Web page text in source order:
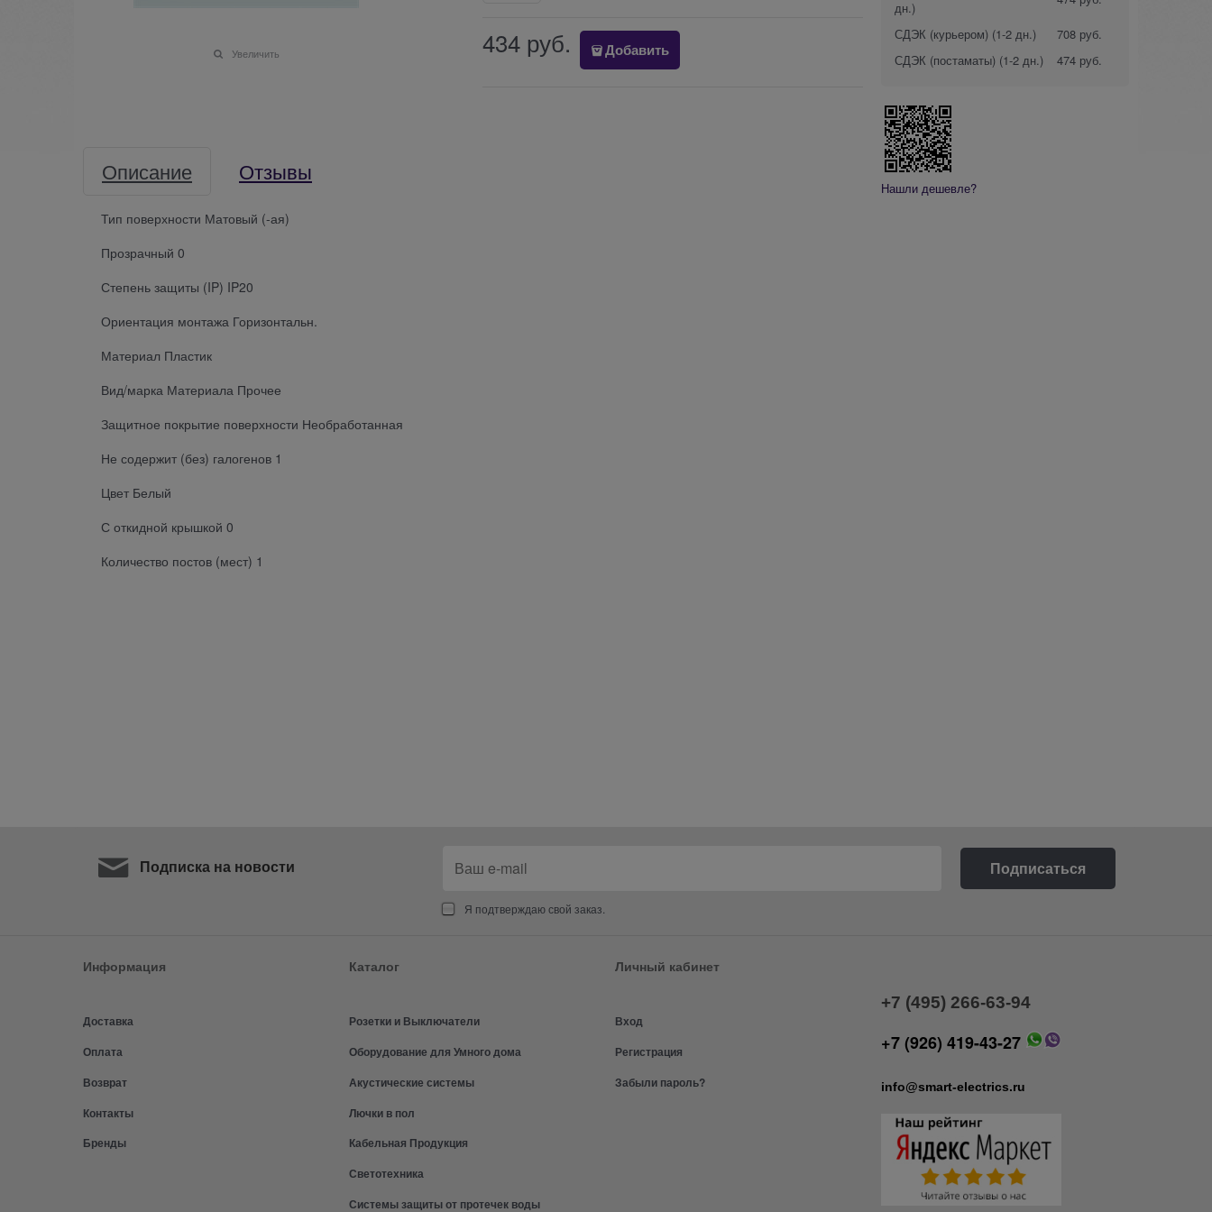
Увеличить 434 руб. Добавить
Описание Отзывы
Тип поверхности Матовый (-ая)
Прозрачный 0
Степень защиты (IP) IP20
Ориентация монтажа Горизонтальн.
Материал Пластик
Вид/марка Материала Прочее
Защитное покрытие поверхности Необработанная
Не содержит (без) галогенов 1
Цвет Белый
С откидной крышкой 0
Количество постов (мест) 1
дн.)
СДЭК (курьером) (1-2 дн.)
708 руб.
СДЭК (постаматы) (1-2 дн.) 474 руб.
Нашли дешевле?
Подписка на новости
Я подтверждаю свой заказ.
Информация
Доставка
Оплата
Возврат
Контакты
Бренды
Каталог
Розетки и Выключатели
Оборудование для Умного дома
Акустические системы
Лючки в пол
Кабельная Продукция
Светотехника
Системы защиты от протечек воды
Личный кабинет
Вход
Регистрация
Забыли пароль?
+7 (495) 266-63-94
+7 (926) 419-43-27
info@smart-electrics.ru